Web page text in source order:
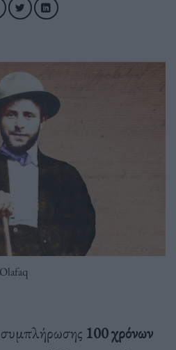
συμπλήρωσης 100 χρόνων